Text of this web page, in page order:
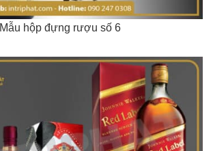
Mẫu hộp đựng rượu số 6